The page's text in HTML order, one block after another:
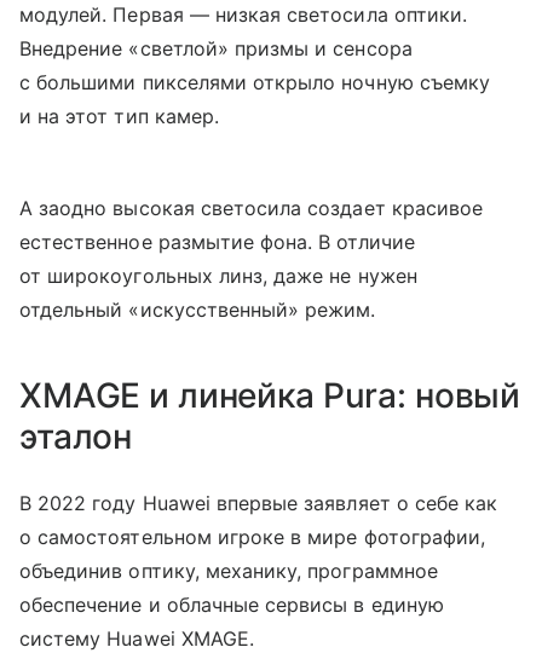
модулей. Первая — низкая светосила оптики.
Внедрение «светлой» призмы и сенсора
с большими пикселями открыло ночную съемку
и на этот тип камер.
А заодно высокая светосила создает красивое
естественное размытие фона. В отличие
от широкоугольных линз, даже не нужен
отдельный «искусственный» режим.
XMAGE и линейка Pura: новый
эталон
В 2022 году Huawei впервые заявляет о себе как
о самостоятельном игроке в мире фотографии,
объединив оптику, механику, программное
обеспечение и облачные сервисы в единую
систему Huawei XMAGE.